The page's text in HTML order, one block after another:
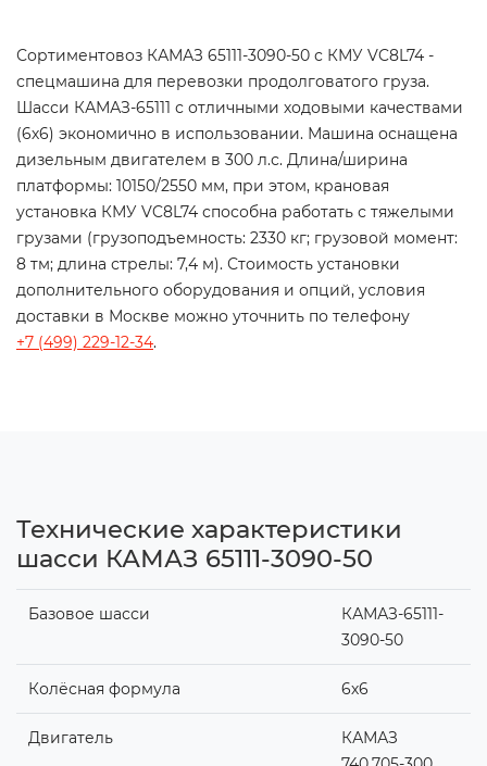
Сортиментовоз КАМАЗ 65111-3090-50 с КМУ VC8L74 -
спецмашина для перевозки продолговатого груза.
Шасси КАМАЗ-65111 с отличными ходовыми качествами
(6х6) экономично в использовании. Машина оснащена
дизельным двигателем в 300 л.с. Длина/ширина
платформы: 10150/2550 мм, при этом, крановая
установка КМУ VC8L74 способна работать с тяжелыми
грузами (грузоподъемность: 2330 кг; грузовой момент:
8 тм; длина стрелы: 7,4 м). Стоимость установки
дополнительного оборудования и опций, условия
доставки в Москве можно уточнить по телефону
+7 (499) 229-12-34.
Технические характеристики
шасси КАМАЗ 65111-3090-50
Базовое шасси
КАМАЗ-65111-
3090-50
Колёсная формула 6х6
Двигатель
КАМАЗ